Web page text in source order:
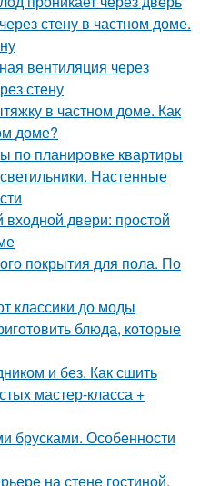
стену в частном доме.
вентиляция через
стену
в частном доме. Как
доме?
по планировке квартиры
Настенные
двери: простой
покрытия для пола. По
классики до моды
блюда, которые
и без. Как сшить
мастер-класса +
брусками. Особенности
на стене гостиной.